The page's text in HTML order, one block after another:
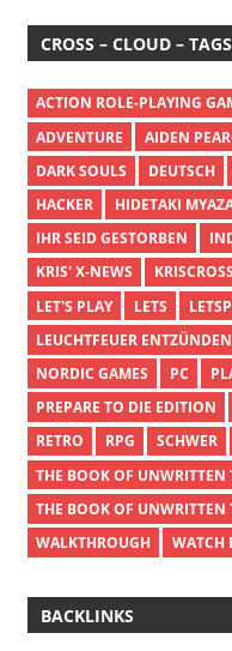
CROSS – CLOUD – TAGS
ACTION ROLE-PLAYING
ADVENTURE
AIDEN
DARK SOULS
DEUTSCH
HACKER
HIDETAKI
IHR SEID GESTORBEN
KRIS' X-NEWS
LET'S PLAY
LETS
LEUCHTFEUER ENTZÜNDEN
NORDIC GAMES
PC
PREPARE TO DIE EDITION
RETRO
RPG SCHWER
THE BOOK OF UNWRITTEN
THE BOOK OF UNWRITTEN
WALKTHROUGH
WATCH
BACKLINKS